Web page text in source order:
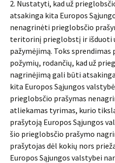
2. Nustatyti, kad už
atsakinga kita Europos
nenagrinėti prieglobsčio
teritorinį prieglobstį ir išduoti
pažymėjimą. Toks sprendimas
požymių, rodančių, kad už
nagrinėjimą gali būti
kita Europos Sąjungos
prieglobsčio prašymas
atliekamas tyrimas, kurio
prašytoją Europos Sąjungos
šio prieglobsčio prašymo
prašytojas dėl kokių nors
Europos Sąjungos valstybei